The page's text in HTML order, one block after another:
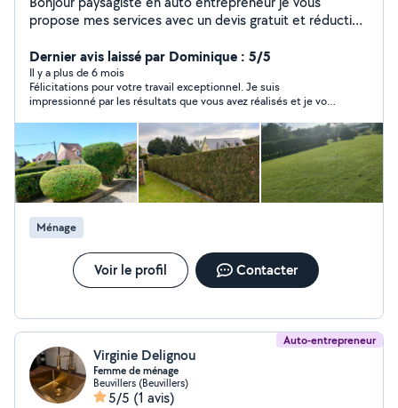
propose mes services avec un devis gratuit et réduction
toute distance pour tous déplacements courses /rdv
etc... a partir de 10 euros
Dernier avis laissé par Dominique : 5/5
Il y a plus de 6 mois
Félicitations pour votre travail exceptionnel. Je suis
impressionné par les résultats que vous avez réalisés et je vous
entourage ... In immense MERCI et à bientôt ! Dominique
Demoré , 18 rue du point de Vue à Lisieux
Ménage
Voir le profil Contacter
Auto-entrepreneur
Virginie Delignou
Femme de ménage
Beuvillers (Beuvillers)
5/5 (1 avis)